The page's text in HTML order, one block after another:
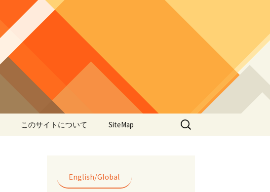
このサイトについて
折りカラー編み
(OriColorWeave)につい
SiteMap
検
索:
English/Global